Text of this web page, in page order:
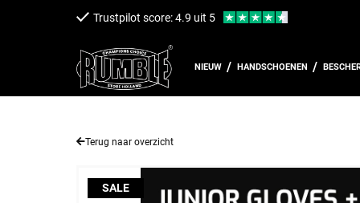
naar de contentTrustpilot score: 4.9 uit 5
NIEUW HANDSCHOENEN
Terug naar overzicht
SALE